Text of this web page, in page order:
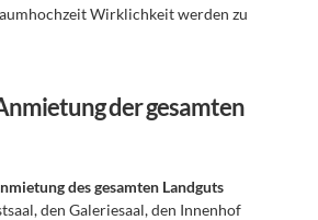
Wirklichkeit werden zu
der gesamten
des gesamten Landguts
den Galeriesaal, den Innenhof